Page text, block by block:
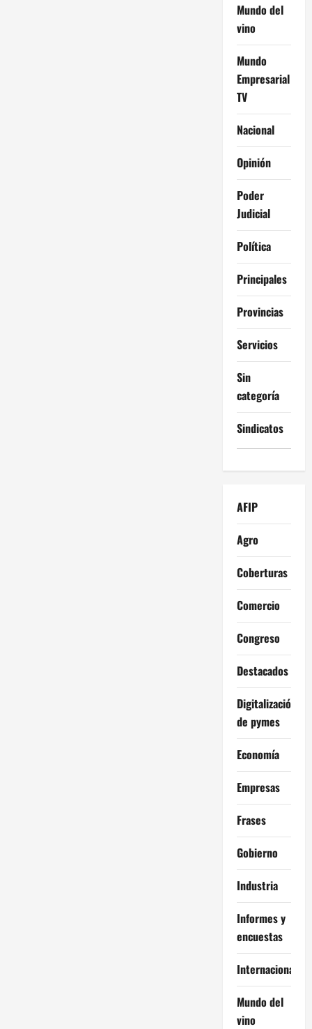
Mundo del
vino
Mundo
Empresarial
TV
Nacional
Opinión
Poder
Judicial
Política
Principales
Provincias
Servicios
Sin
categoría
Sindicatos
AFIP
Agro
Coberturas
Comercio
Congreso
Destacados
Digitalización
de pymes
Economía
Empresas
Frases
Gobierno
Industria
Informes y
encuestas
Internacional
Mundo del
vino